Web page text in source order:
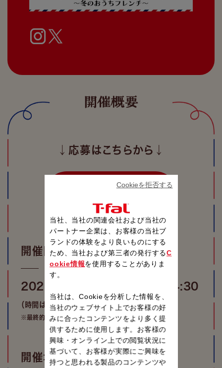
↓応募はこちらから↓
開催日時
2026年7月4日（土）12:00~14:30
（時間は予定です）
※最終的な時間は参加者にご連絡いたします。
開催場所
当社、当社の関連会社および当社の
パートナー企業は、お客様の当社ブ
ランドの体験をより良いものにする
ため、当社および第三者の発行するC
ookie情報を使用することがありま
す。
当社は、Cookieを分析した情報を、
当社のウェブサイト上でお客様の好
みに合ったコンテンツをより多く提
供するために使用します。お客様の
興味・オンライン上での閲覧状況に
基づいて、お客様が実際にご興味を
持つと思われる製品のコンテンツや
Cookieを拒否する